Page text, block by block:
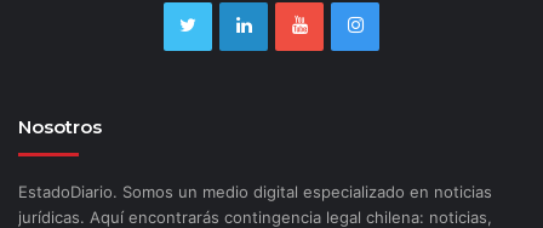
Nosotros
EstadoDiario. Somos un medio digital especializado en noticias
jurídicas. Aquí encontrarás contingencia legal chilena: noticias,